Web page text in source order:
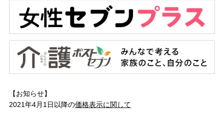
【お知らせ】
2021年4月1日以降の価格表示に関して